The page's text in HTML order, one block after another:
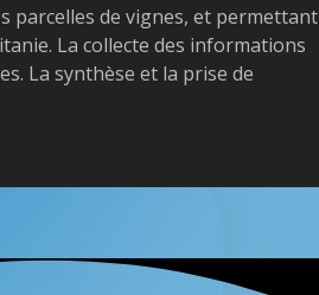
parcelles de vignes, et permettant
La collecte des informations
La synthèse et la prise de